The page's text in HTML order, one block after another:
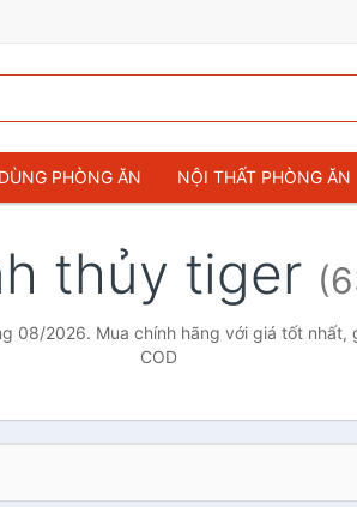
PHÒNG ĂN NỘI THẤT PHÒNG ĂN
thủy tiger
08/2026. Mua chính hãng với giá tốt nhất,
COD